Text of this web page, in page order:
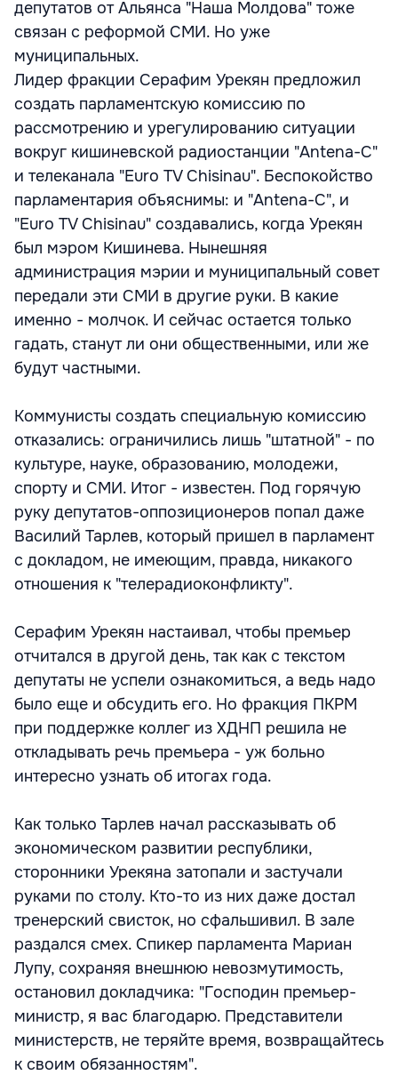
депутатов от Альянса "Наша Молдова" тоже
связан с реформой СМИ. Но уже
муниципальных.
Лидер фракции Серафим Урекян предложил
создать парламентскую комиссию по
рассмотрению и урегулированию ситуации
вокруг кишиневской радиостанции "Antena-C"
и телеканала "Euro TV Chisinau". Беспокойство
парламентария объяснимы: и "Antena-C", и
"Euro TV Chisinau" создавались, когда Урекян
был мэром Кишинева. Нынешняя
администрация мэрии и муниципальный совет
передали эти СМИ в другие руки. В какие
именно - молчок. И сейчас остается только
гадать, станут ли они общественными, или же
будут частными.
Коммунисты создать специальную комиссию
отказались: ограничились лишь "штатной" - по
культуре, науке, образованию, молодежи,
спорту и СМИ. Итог - известен. Под горячую
руку депутатов-оппозиционеров попал даже
Василий Тарлев, который пришел в парламент
с докладом, не имеющим, правда, никакого
отношения к "телерадиоконфликту".
Серафим Урекян настаивал, чтобы премьер
отчитался в другой день, так как с текстом
депутаты не успели ознакомиться, а ведь надо
было еще и обсудить его. Но фракция ПКРМ
при поддержке коллег из ХДНП решила не
откладывать речь премьера - уж больно
интересно узнать об итогах года.
Как только Тарлев начал рассказывать об
экономическом развитии республики,
сторонники Урекяна затопали и застучали
руками по столу. Кто-то из них даже достал
тренерский свисток, но сфальшивил. В зале
раздался смех. Спикер парламента Мариан
Лупу, сохраняя внешнюю невозмутимость,
остановил докладчика: "Господин премьер-
министр, я вас благодарю. Представители
министерств, не теряйте время, возвращайтесь
к своим обязанностям".